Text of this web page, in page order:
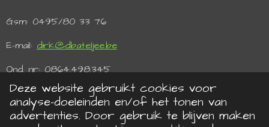
Deze website gebruikt cookies voor
analyse-doeleinden en/of het tonen van
advertenties. Door gebruik te blijven maken
t
m
Gsm: 0495/80 33 76
E-mail: dirk@dbateljee.be
Ond. nr: 0864.498.345
BTW: BE 0864.498.345
Powered by Shana Blockx